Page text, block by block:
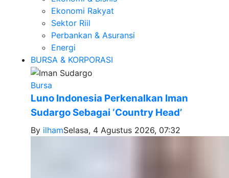
Ekonomi Rakyat
Sektor Riil
Perbankan & Asuransi
Energi
BURSA & KORPORASI
Bursa
Luno Indonesia Perkenalkan Iman
Sudargo Sebagai ‘Country Head’
By ilhamSelasa, 4 Agustus 2026, 07:32